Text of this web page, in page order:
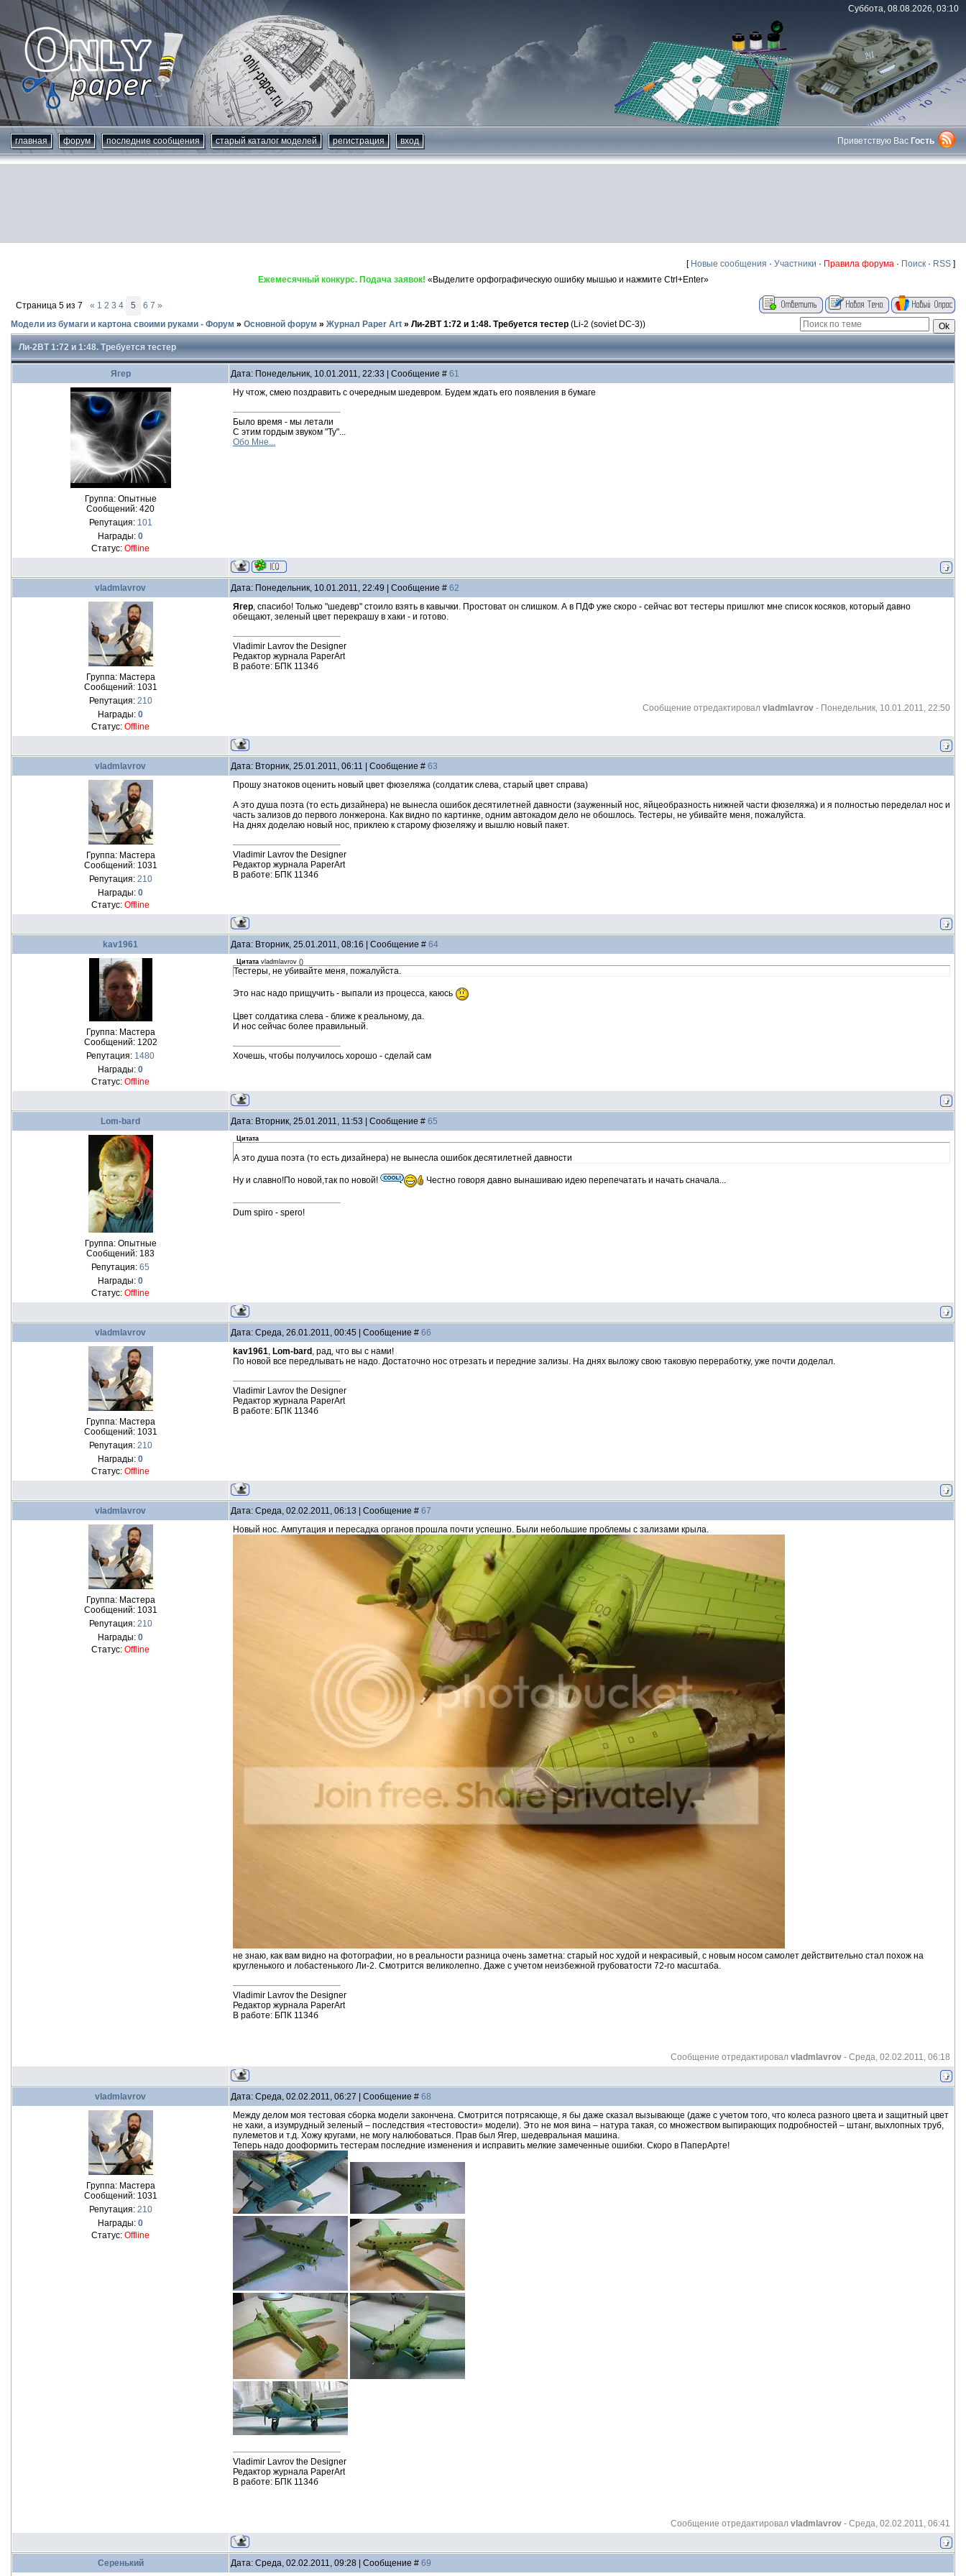
Суббота, 08.08.2026, 03:10
главная форум последние сообщения старый каталог моделей регистрация вход Приветствую Вас Гость
[ Новые сообщения · Участники · Правила форума · Поиск · RSS ]
Ежемесячный конкурс. Подача заявок! «Выделите орфографическую ошибку мышью и нажмите Ctrl+Enter»
Страница 5 из 7 « 1 2 3 4 5 6 7 »
Модели из бумаги и картона своими руками - Форум » Основной форум » Журнал Paper Art » Ли-2ВТ 1:72 и 1:48. Требуется тестер (Li-2 (soviet DC-3))
Ли-2ВТ 1:72 и 1:48. Требуется тестер
Ягер Дата: Понедельник, 10.01.2011, 22:33 | Сообщение # 61
Группа: Опытные
Сообщений: 420
Репутация: 101
Награды: 0
Статус: Offline
Ну чтож, смею поздравить с очередным шедевром. Будем ждать его появления в бумаге
Было время - мы летали
С этим гордым звуком "Ту"...
Обо Мне...
vladmlavrov Дата: Понедельник, 10.01.2011, 22:49 | Сообщение # 62
Группа: Мастера
Сообщений: 1031
Репутация: 210
Награды: 0
Статус: Offline
Ягер, спасибо! Только "шедевр" стоило взять в кавычки. Простоват он слишком. А в ПДФ уже скоро - сейчас вот тестеры пришлют мне список косяков, который давно
обещают, зеленый цвет перекрашу в хаки - и готово.
Vladimir Lavrov the Designer
Редактор журнала PaperArt
В работе: БПК 1134б
Сообщение отредактировал vladmlavrov - Понедельник, 10.01.2011, 22:50
vladmlavrov Дата: Вторник, 25.01.2011, 06:11 | Сообщение # 63
Группа: Мастера
Сообщений: 1031
Репутация: 210
Награды: 0
Статус: Offline
Прошу знатоков оценить новый цвет фюзеляжа (солдатик слева, старый цвет справа)
А это душа поэта (то есть дизайнера) не вынесла ошибок десятилетней давности (зауженный нос, яйцеобразность нижней части фюзеляжа) и я полностью переделал нос и
часть зализов до первого лонжерона. Как видно по картинке, одним автокадом дело не обошлось. Тестеры, не убивайте меня, пожалуйста.
На днях доделаю новый нос, приклею к старому фюзеляжу и вышлю новый пакет.
Vladimir Lavrov the Designer
Редактор журнала PaperArt
В работе: БПК 1134б
kav1961 Дата: Вторник, 25.01.2011, 08:16 | Сообщение # 64
Группа: Мастера
Сообщений: 1202
Репутация: 1480
Награды: 0
Статус: Offline
Цитата vladmlavrov ()
Тестеры, не убивайте меня, пожалуйста.
Это нас надо прищучить - выпали из процесса, каюсь
Цвет солдатика слева - ближе к реальному, да.
И нос сейчас более правильный.
Хочешь, чтобы получилось хорошо - сделай сам
Lom-bard Дата: Вторник, 25.01.2011, 11:53 | Сообщение # 65
Группа: Опытные
Сообщений: 183
Репутация: 65
Награды: 0
Статус: Offline
Цитата
А это душа поэта (то есть дизайнера) не вынесла ошибок десятилетней давности
Ну и славно!По новой,так по новой! Честно говоря давно вынашиваю идею перепечатать и начать сначала...
Dum spiro - spero!
vladmlavrov Дата: Среда, 26.01.2011, 00:45 | Сообщение # 66
Группа: Мастера
Сообщений: 1031
Репутация: 210
Награды: 0
Статус: Offline
kav1961, Lom-bard , рад, что вы с нами!
По новой все передлывать не надо. Достаточно нос отрезать и передние зализы. На днях выложу свою таковую переработку, уже почти доделал.
Vladimir Lavrov the Designer
Редактор журнала PaperArt
В работе: БПК 1134б
vladmlavrov Дата: Среда, 02.02.2011, 06:13 | Сообщение # 67
Группа: Мастера
Сообщений: 1031
Репутация: 210
Награды: 0
Статус: Offline
Новый нос. Ампутация и пересадка органов прошла почти успешно. Были небольшие проблемы с зализами крыла.
не знаю, как вам видно на фотографии, но в реальности разница очень заметна: старый нос худой и некрасивый, с новым носом самолет действительно стал похож на
кругленького и лобастенького Ли-2. Смотрится великолепно. Даже с учетом неизбежной грубоватости 72-го масштаба.
Vladimir Lavrov the Designer
Редактор журнала PaperArt
В работе: БПК 1134б
Сообщение отредактировал vladmlavrov - Среда, 02.02.2011, 06:18
vladmlavrov Дата: Среда, 02.02.2011, 06:27 | Сообщение # 68
Группа: Мастера
Сообщений: 1031
Репутация: 210
Награды: 0
Статус: Offline
Между делом моя тестовая сборка модели закончена. Смотрится потрясающе, я бы даже сказал вызывающе (даже с учетом того, что колеса разного цвета и защитный цвет
не хаки, а изумрудный зеленый – последствия «тестовости» модели). Это не моя вина – натура такая, со множеством выпирающих подробностей – штанг, выхлопных труб,
пулеметов и т.д. Хожу кругами, не могу налюбоваться. Прав был Ягер, шедевральная машина.
Теперь надо дооформить тестерам последние изменения и исправить мелкие замеченные ошибки. Скоро в ПаперАрте!
Vladimir Lavrov the Designer
Редактор журнала PaperArt
В работе: БПК 1134б
Сообщение отредактировал vladmlavrov - Среда, 02.02.2011, 06:41
Серенький Дата: Среда, 02.02.2011, 09:28 | Сообщение # 69